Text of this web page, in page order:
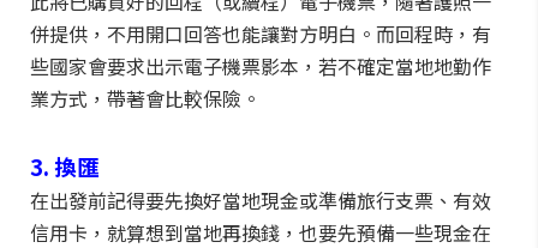
併提供，不用開口回答也能讓對方明白。而回程時，有
些國家會要求出示電子機票影本，若不確定當地地勤作
業方式，帶著會比較保險。
3. 換匯
在出發前記得要先換好當地現金或準備旅行支票、有效
信用卡，就算想到當地再換錢，也要先預備一些現金在